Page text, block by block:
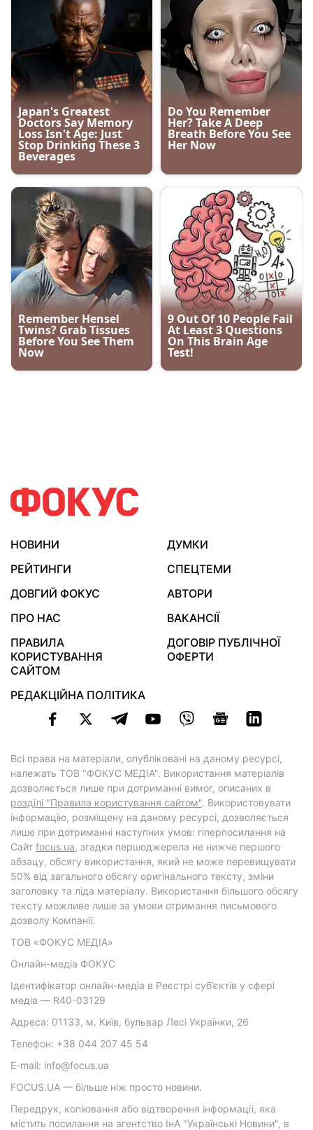
НОВИНИ
ДУМКИ
РЕЙТИНГИ
СПЕЦТЕМИ
ДОВГИЙ ФОКУС
АВТОРИ
ПРО НАС
ВАКАНСІЇ
ПРАВИЛА
КОРИСТУВАННЯ
САЙТОМ
ДОГОВІР ПУБЛІЧНОЇ
ОФЕРТИ
РЕДАКЦІЙНА ПОЛІТИКА
Всі права на матеріали, опубліковані на даному ресурсі,
належать ТОВ "ФОКУС МЕДІА". Використання матеріалів
дозволяється лише при дотриманні вимог, описаних в
розділі "Правила користування сайтом". Використовувати
інформацію, розміщену на даному ресурсі, дозволяється
лише при дотриманні наступних умов: гіперпосилання на
Cайт focus.ua, згадки першоджерела не нижче першого
абзацу, обсягу використання, який не може перевищувати
50% від загального обсягу оригінального тексту, зміни
заголовку та ліда матеріалу. Використання більшого обсягу
тексту можливе лише за умови отримання письмового
дозволу Компанії.
ТОВ «ФОКУС МЕДІА»
Онлайн-медіа ФОКУС
Ідентифікатор онлайн-медіа в Реєстрі суб’єктів у сфері
медіа — R40-03129
Адреса: 01133, м. Київ, бульвар Лесі Українки, 26
Телефон: +38 044 207 45 54
E-mail: info@focus.ua
FOCUS.UA — більше ніж просто новини.
Передрук, копіювання або відтворення інформації, яка
містить посилання на агентство ІнА "Українські Новини", в